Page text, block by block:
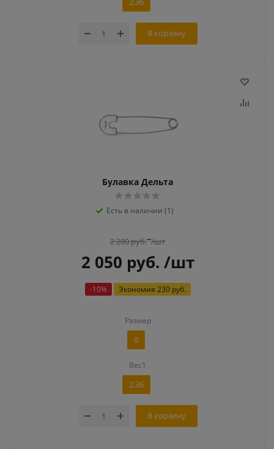
В корзину
Булавка Дельта
Есть в наличии (1)
2 280руб. /шт
2 050 руб. /шт
-10% Экономия 230 руб.
Размер
0
Вес1
2,36
В корзину